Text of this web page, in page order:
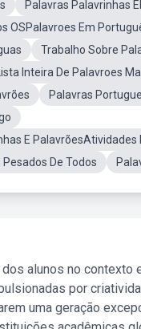
Palavras Palavrinhas
OSPalavroes Em
Trabalho Sobre
Inteira De Palavroes
Palavras
E PalavrõesAtividades
De Todos
alunos no contexto
por
uma geração